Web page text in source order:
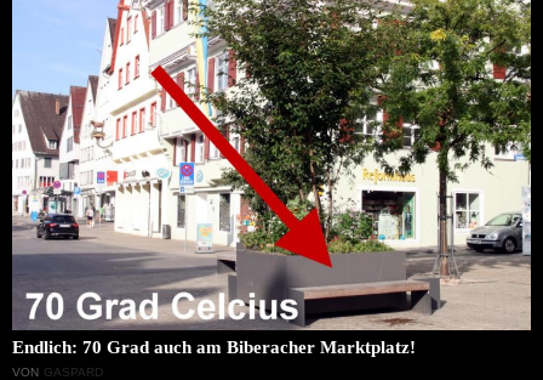
Endlich: 70 Grad auch am Biberacher Marktplatz!
VON GASPARD